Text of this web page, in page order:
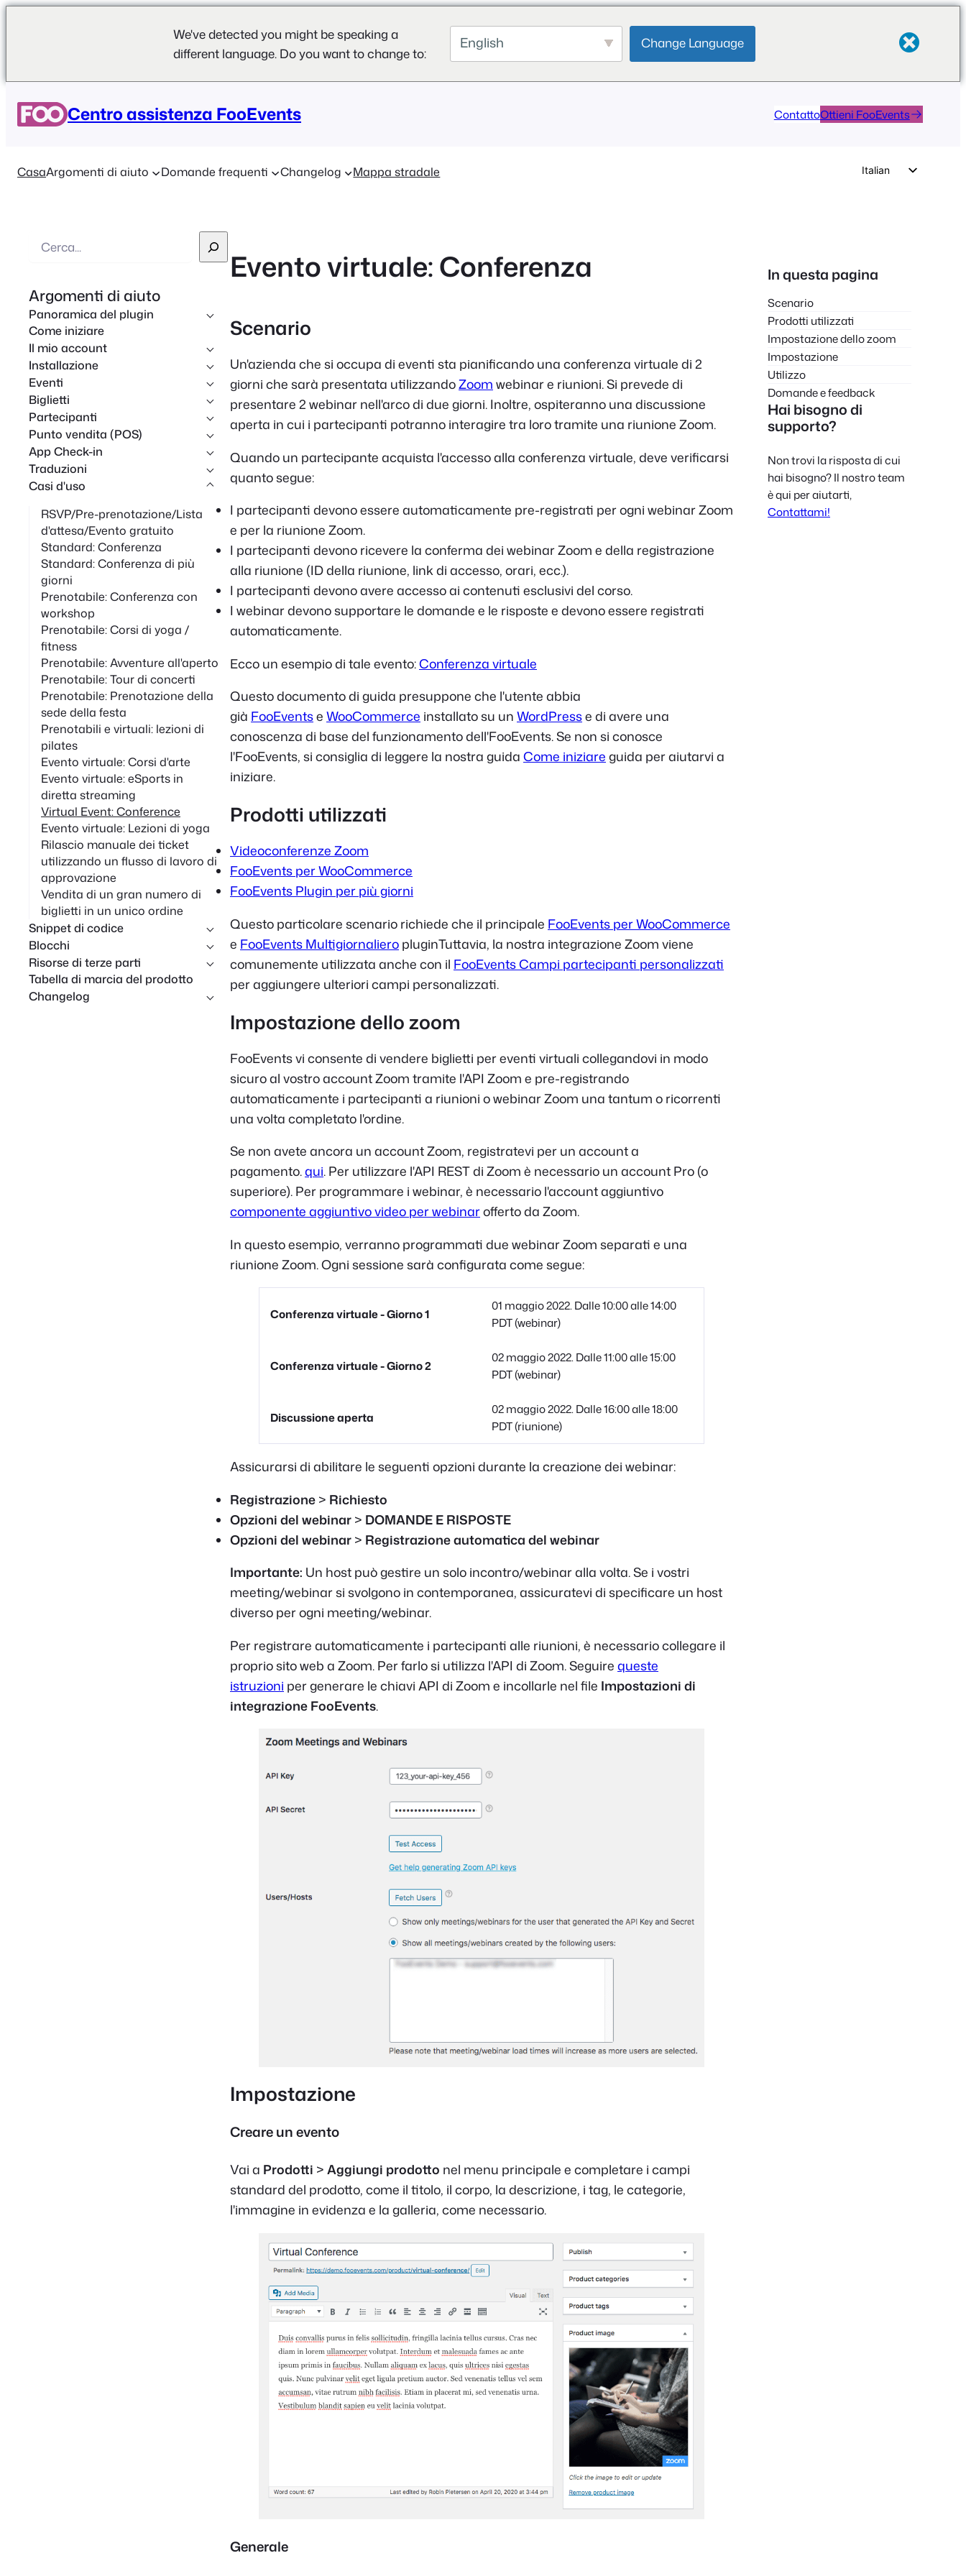
We've detected you might be speaking a
different language. Do you want to change to:
English Change Language
Centro assistenza FooEvents ContattoOttieni FooEvents
CasaArgomenti di aiuto Domande frequenti Changelog Mappa stradale
Italian
Polish
e
r
c
a
Argomenti di aiuto
Panoramica del plugin
Come iniziare
Il mio account
Installazione
Eventi
Biglietti
Partecipanti
Punto vendita (POS)
App Check-in
Traduzioni
Casi d'uso
RSVP/Pre-prenotazione/Lista
d'attesa/Evento gratuito
Standard: Conferenza
Standard: Conferenza di più
giorni
Prenotabile: Conferenza con
workshop
Prenotabile: Corsi di yoga /
fitness
Prenotabile: Avventure all'aperto
Prenotabile: Tour di concerti
Prenotabile: Prenotazione della
sede della festa
Prenotabili e virtuali: lezioni di
pilates
Evento virtuale: Corsi d'arte
Evento virtuale: eSports in
diretta streaming
Virtual Event: Conference
Evento virtuale: Lezioni di yoga
Rilascio manuale dei ticket
utilizzando un flusso di lavoro di
approvazione
Vendita di un gran numero di
biglietti in un unico ordine
Snippet di codice
Blocchi
Risorse di terze parti
Tabella di marcia del prodotto
Changelog
Evento virtuale: Conferenza
Scenario
Un'azienda che si occupa di eventi sta pianificando una conferenza virtuale di 2
giorni che sarà presentata utilizzandoZoom webinar e riunioni. Si prevede di
presentare 2 webinar nell'arco di due giorni. Inoltre, ospiteranno una discussione
aperta in cui i partecipanti potranno interagire tra loro tramite una riunione Zoom.
Quando un partecipante acquista l'accesso alla conferenza virtuale, deve verificarsi
quanto segue:
I partecipanti devono essere automaticamente pre-registrati per ogni webinar Zoom
e per la riunione Zoom.
I partecipanti devono ricevere la conferma dei webinar Zoom e della registrazione
alla riunione (ID della riunione, link di accesso, orari, ecc.).
I partecipanti devono avere accesso ai contenuti esclusivi del corso.
I webinar devono supportare le domande e le risposte e devono essere registrati
automaticamente.
Ecco un esempio di tale evento:Conferenza virtuale
Questo documento di guida presuppone che l'utente abbia
già FooEventse WooCommerce installato su un WordPresse di avere una
conoscenza di base del funzionamento dell'FooEvents. Se non si conosce
l'FooEvents, si consiglia di leggere la nostra guida Come iniziare guida per aiutarvi a
iniziare.
Prodotti utilizzati
Videoconferenze Zoom
FooEvents per WooCommerce
FooEvents Plugin per più giorni
Questo particolare scenario richiede che il principale FooEvents per WooCommerce
e FooEvents Multigiornaliero pluginTuttavia, la nostra integrazione Zoom viene
comunemente utilizzata anche con il FooEvents Campi partecipanti personalizzati
per aggiungere ulteriori campi personalizzati.
Impostazione dello zoom
FooEvents vi consente di vendere biglietti per eventi virtuali collegandovi in modo
sicuro al vostro account Zoom tramite l'API Zoom e pre-registrando
automaticamente i partecipanti a riunioni o webinar Zoom una tantum o ricorrenti
una volta completato l'ordine.
Se non avete ancora un account Zoom, registratevi per un account a
pagamento.qui. Per utilizzare l'API REST di Zoom è necessario un account Pro (o
superiore). Per programmare i webinar, è necessario l'account aggiuntivo
componente aggiuntivo video per webinarofferto da Zoom.
In questo esempio, verranno programmati due webinar Zoom separati e una
riunione Zoom. Ogni sessione sarà configurata come segue:
Conferenza virtuale - Giorno 1
01 maggio 2022. Dalle 10:00 alle 14:00
PDT (webinar)
Conferenza virtuale - Giorno 2
02 maggio 2022. Dalle 11:00 alle 15:00
PDT (webinar)
Discussione aperta
02 maggio 2022. Dalle 16:00 alle 18:00
PDT (riunione)
Assicurarsi di abilitare le seguenti opzioni durante la creazione dei webinar:
Registrazione > Richiesto
Opzioni del webinar > DOMANDE E RISPOSTE
Opzioni del webinar > Registrazione automatica del webinar
Importante: Un host può gestire un solo incontro/webinar alla volta. Se i vostri
meeting/webinar si svolgono in contemporanea, assicuratevi di specificare un host
diverso per ogni meeting/webinar.
Per registrare automaticamente i partecipanti alle riunioni, è necessario collegare il
proprio sito web a Zoom. Per farlo si utilizza l'API di Zoom. Seguire queste
istruzioni per generare le chiavi API di Zoom e incollarle nel file Impostazioni di
integrazione FooEvents.
Impostazione
Creare un evento
Vai a Prodotti > Aggiungi prodotto nel menu principale e completare i campi
standard del prodotto, come il titolo, il corpo, la descrizione, i tag, le categorie,
l'immagine in evidenza e la galleria, come necessario.
Generale
In questa pagina
Scenario
Prodotti utilizzati
Impostazione dello zoom
Impostazione
Utilizzo
Domande e feedback
Hai bisogno di
supporto?
Non trovi la risposta di cui
hai bisogno? Il nostro team
è qui per aiutarti,
Contattami!